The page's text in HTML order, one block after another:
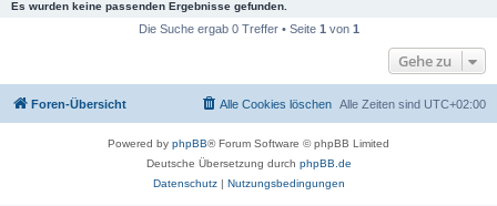
Es wurden keine passenden Ergebnisse gefunden.
Die Suche ergab 0 Treffer • Seite 1 von 1
Gehe zu
Foren-Übersicht Alle Zeiten sind UTC+02:00
Alle Cookies löschen
Powered by phpBB® Forum Software © phpBB Limited
Deutsche Übersetzung durch phpBB.de
Datenschutz| Nutzungsbedingungen